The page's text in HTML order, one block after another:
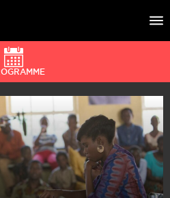
DU CINÉ
AUX IMAGES